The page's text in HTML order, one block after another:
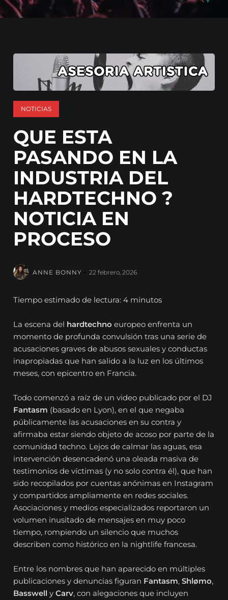
NOTICIAS
QUE ESTA
PASANDO EN LA
INDUSTRIA DEL
HARDTECHNO ?
NOTICIA EN
PROCESO
ANNE BONNY 22 febrero, 2026
Tiempo estimado de lectura: 4 minutos
La escena del hardtechno europeo enfrenta un
momento de profunda convulsión tras una serie de
acusaciones graves de abusos sexuales y conductas
inapropiadas que han salido a la luz en los últimos
meses, con epicentro en Francia.
Todo comenzó a raíz de un video publicado por el DJ
Fantasm (basado en Lyon), en el que negaba
públicamente las acusaciones en su contra y
afirmaba estar siendo objeto de acoso por parte de la
comunidad techno. Lejos de calmar las aguas, esa
intervención desencadenó una oleada masiva de
testimonios de víctimas (y no solo contra él), que han
sido recopilados por cuentas anónimas en Instagram
y compartidos ampliamente en redes sociales.
Asociaciones y medios especializados reportaron un
volumen inusitado de mensajes en muy poco
tiempo, rompiendo un silencio que muchos
describen como histórico en la nightlife francesa.
Entre los nombres que han aparecido en múltiples
publicaciones y denuncias figuran Fantasm,Shlømo,
Basswell yCarv, con alegaciones que incluyen